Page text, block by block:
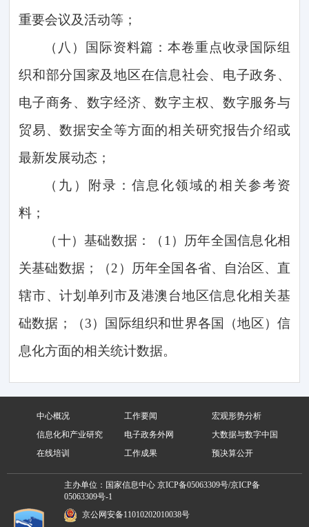
重要会议及活动等；
（八）国际资料篇：本卷重点收录国际组
织和部分国家及地区在信息社会、电子政务、
电子商务、数字经济、数字主权、数字服务与
贸易、数据安全等方面的相关研究报告介绍或
最新发展动态；
（九）附录：信息化领域的相关参考资
料；
（十）基础数据：（ 1 ）历年全国信息化相
关基础数据；（2 ）历年全国各省、自治区、直
辖市、计划单列市及港澳台地区信息化相关基
础数据；（3）国际组织和世界各国（地区）信
息化方面的相关统计数据。
中心概况 工作要闻
宏观形势分析
信息化和产业研究
电子政务外网
大数据与数字中国
在线培训
工作成果 预决算公开
主办单位：国家信息中心京ICP备05063309号/京ICP备
05063309号-1
京公网安备11010202010038号